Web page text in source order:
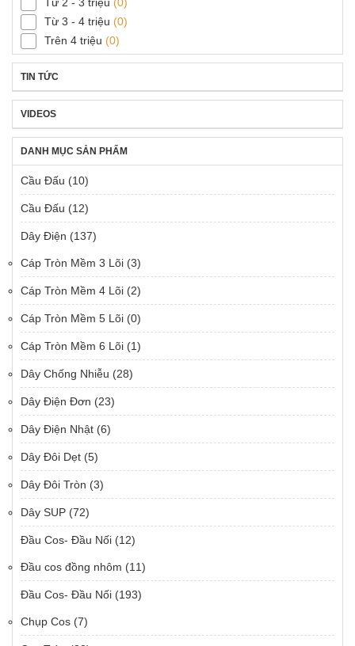
Từ 3 - 4 triệu (0)
Trên 4 triệu (0)
TIN TỨC
VIDEOS
DANH MỤC SẢN PHẨM
Cầu Đấu (10)
Cầu Đấu (12)
Dây Điện (137)
Cáp Tròn Mềm 3 Lõi (3)
Cáp Tròn Mềm 4 Lõi (2)
Cáp Tròn Mềm 5 Lõi (0)
Cáp Tròn Mềm 6 Lõi (1)
Dây Chống Nhiễu (28)
Dây Điện Đơn (23)
Dây Điện Nhật (6)
Dây Đôi Dẹt (5)
Dây Đôi Tròn (3)
Dây SUP (72)
Đầu Cos- Đầu Nối (12)
Đầu cos đồng nhôm (11)
Đầu Cos- Đầu Nối (193)
Chụp Cos (7)